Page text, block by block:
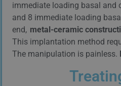
immediate loading basal and
and 8 immediate loading
end, metal-ceramic
This implantation method
The manipulation is painless.